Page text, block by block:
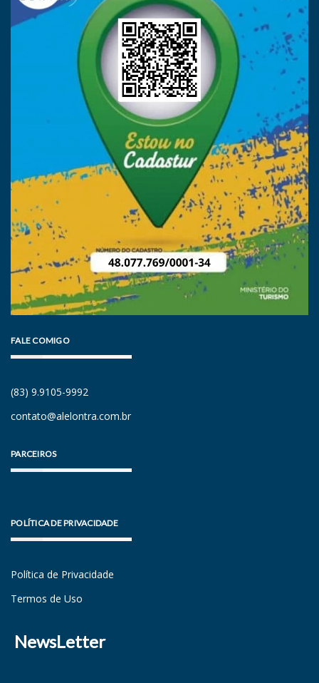
FALE COMIGO
(83) 9.9105-9992
contato@alelontra.com.br
PARCEIROS
POLÍTICA DE PRIVACIDADE
Política de Privacidade
Termos de Uso
NewsLetter